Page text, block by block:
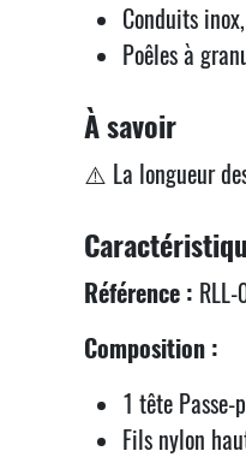
Conduits
Poêles à
À savoir
⚠️ La longueur
Référence : RLL-
Composition :
1 tête
Fils nylon